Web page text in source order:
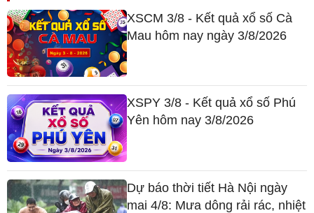
XSCM 3/8 - Kết quả xổ số Cà
Mau hôm nay ngày 3/8/2026
XSPY 3/8 - Kết quả xổ số Phú
Yên hôm nay 3/8/2026
Dự báo thời tiết Hà Nội ngày
mai 4/8: Mưa dông rải rác, nhiệt